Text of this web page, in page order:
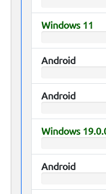
Windows 11
Android
Android
Windows
Android